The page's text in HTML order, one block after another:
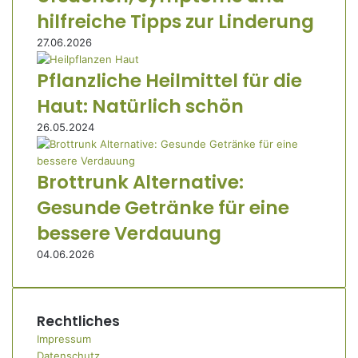
hilfreiche Tipps zur Linderung
27.06.2026
Pflanzliche Heilmittel für die
Haut: Natürlich schön
26.05.2024
Brottrunk Alternative:
Gesunde Getränke für eine
bessere Verdauung
04.06.2026
Rechtliches
Impressum